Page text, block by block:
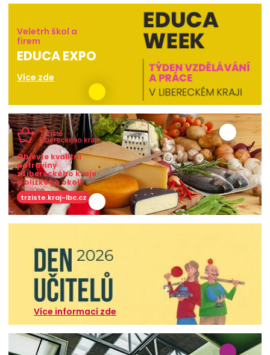
Veletrh škol a
firem
EDUCA EXPO
Více zde
Objevte kvalitní
potraviny
z Libereckého kraje
a blízkého okolí!
trziste.kraj-lbc.cz
Více informací zde